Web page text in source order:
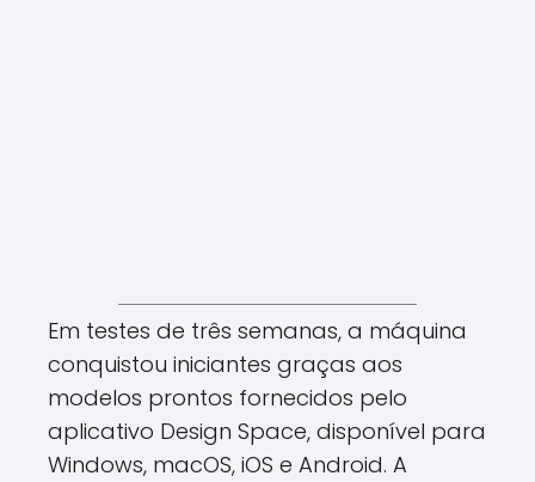
Em testes de três semanas, a máquina
conquistou iniciantes graças aos
modelos prontos fornecidos pelo
aplicativo Design Space, disponível para
Windows, macOS, iOS e Android. A